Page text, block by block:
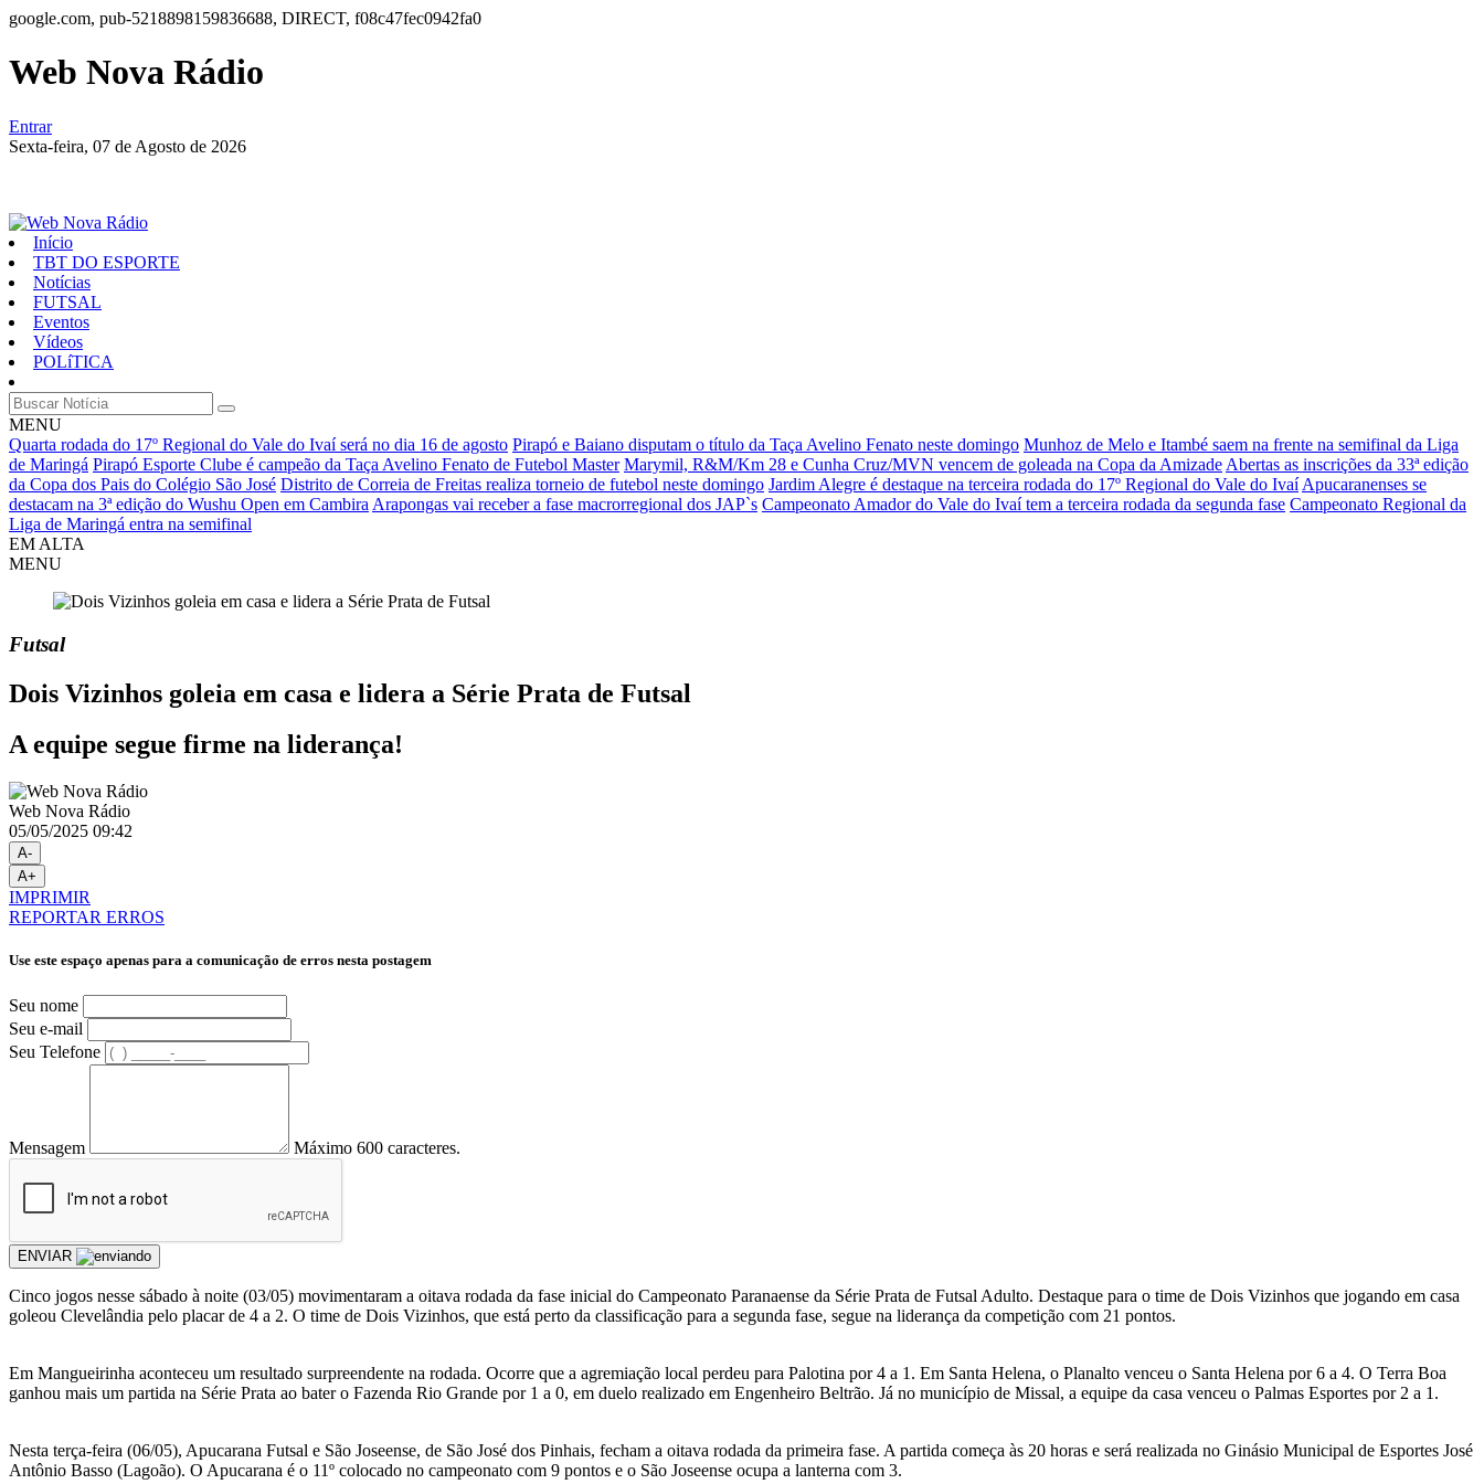
google.com, pub-5218898159836688, DIRECT, f08c47fec0942fa0
Web Nova Rádio
Entrar
Sexta-feira, 07 de Agosto de 2026
Início
TBT DO ESPORTE
Notícias
FUTSAL
Eventos
Vídeos
POLíTICA
MENU
Quarta rodada do 17º Regional do Vale do Ivaí será no dia 16 de agosto Pirapó e Baiano disputam o título da Taça Avelino Fenato neste domingo Munhoz de Melo e Itambé saem na frente na semifinal da Liga
de Maringá Pirapó Esporte Clube é campeão da Taça Avelino Fenato de Futebol Master Marymil, R&M/Km 28 e Cunha Cruz/MVN vencem de goleada na Copa da Amizade Abertas as inscrições da 33ª edição
da Copa dos Pais do Colégio São José Distrito de Correia de Freitas realiza torneio de futebol neste domingo Jardim Alegre é destaque na terceira rodada do 17º Regional do Vale do Ivaí Apucaranenses se
destacam na 3ª edição do Wushu Open em Cambira Arapongas vai receber a fase macrorregional dos JAP`s Campeonato Amador do Vale do Ivaí tem a terceira rodada da segunda fase Campeonato Regional da
Liga de Maringá entra na semifinal
EM ALTA
MENU
Futsal
Dois Vizinhos goleia em casa e lidera a Série Prata de Futsal
A equipe segue firme na liderança!
Web Nova Rádio
05/05/2025 09:42
A-
A+
IMPRIMIR
REPORTAR ERROS
Use este espaço apenas para a comunicação de erros nesta postagem
Seu nome
Seu e-mail
Seu Telefone
Mensagem Máximo 600 caracteres.
ENVIAR
Cinco jogos nesse sábado à noite (03/05) movimentaram a oitava rodada da fase inicial do Campeonato Paranaense da Série Prata de Futsal Adulto. Destaque para o time de Dois Vizinhos que jogando em casa
goleou Clevelândia pelo placar de 4 a 2. O time de Dois Vizinhos, que está perto da classificação para a segunda fase, segue na liderança da competição com 21 pontos.
Em Mangueirinha aconteceu um resultado surpreendente na rodada. Ocorre que a agremiação local perdeu para Palotina por 4 a 1. Em Santa Helena, o Planalto venceu o Santa Helena por 6 a 4. O Terra Boa
ganhou mais um partida na Série Prata ao bater o Fazenda Rio Grande por 1 a 0, em duelo realizado em Engenheiro Beltrão. Já no município de Missal, a equipe da casa venceu o Palmas Esportes por 2 a 1.
Nesta terça-feira (06/05), Apucarana Futsal e São Joseense, de São José dos Pinhais, fecham a oitava rodada da primeira fase. A partida começa às 20 horas e será realizada no Ginásio Municipal de Esportes José
Antônio Basso (Lagoão). O Apucarana é o 11º colocado no campeonato com 9 pontos e o São Joseense ocupa a lanterna com 3.